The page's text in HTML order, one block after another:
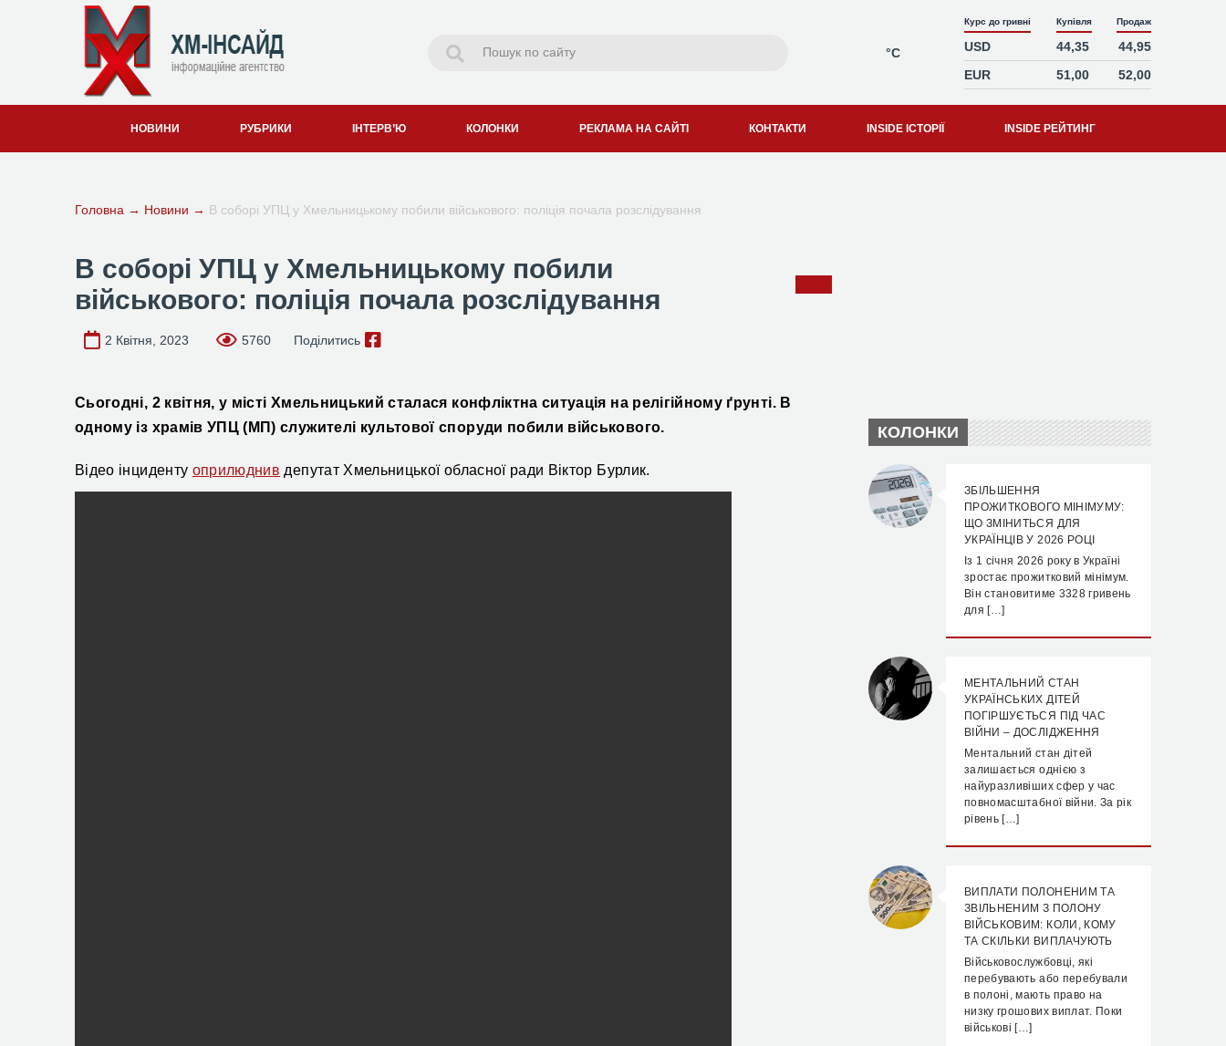
°C
Курс до гривні Купівля Продаж
USD 44,35
44,95
EUR
51,00 52,00
НОВИНИ РУБРИКИ ІНТЕРВ’Ю КОЛОНКИ РЕКЛАМА НА САЙТІ КОНТАКТИ INSIDE ІСТОРІЇ INSIDE РЕЙТИНГ
Головна → Новини → В соборі УПЦ у Хмельницькому побили військового: поліція почала розслідування
В соборі УПЦ у Хмельницькому побили
військового: поліція почала розслідування
2 Квітня, 2023 5760 Поділитись
Сьогодні, 2 квітня, у місті Хмельницькийсталася конфліктна ситуація на релігійному ґрунті. В
одному із храмів УПЦ (МП)служителі культової споруди побили військового.
Відео інциденту оприлюднив депутат Хмельницької обласної ради Віктор Бурлик.
КОЛОНКИ
ЗБІЛЬШЕННЯ
ПРОЖИТКОВОГО МІНІМУМУ:
ЩО ЗМІНИТЬСЯ ДЛЯ
УКРАЇНЦІВ У 2026 РОЦІ
Із 1 січня 2026 року в Україні
зростає прожитковий мінімум.
Він становитиме 3328 гривень
для […]
МЕНТАЛЬНИЙ СТАН
УКРАЇНСЬКИХ ДІТЕЙ
ПОГІРШУЄТЬСЯ ПІД ЧАС
ВІЙНИ – ДОСЛІДЖЕННЯ
Ментальний стан дітей
залишається однією з
найуразливіших сфер у час
повномасштабної війни. За рік
рівень […]
ВИПЛАТИ ПОЛОНЕНИМ ТА
ЗВІЛЬНЕНИМ З ПОЛОНУ
ВІЙСЬКОВИМ: КОЛИ, КОМУ
ТА СКІЛЬКИ ВИПЛАЧУЮТЬ
Військовослужбовці, які
перебувають або перебували
в полоні, мають право на
низку грошових виплат. Поки
військові […]